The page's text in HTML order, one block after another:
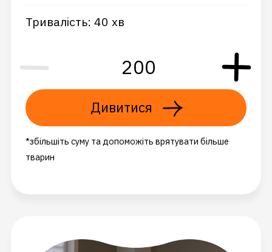
Тривалість: 40 хв
Дивитися
*збільшіть суму та допоможіть врятувати більше
тварин